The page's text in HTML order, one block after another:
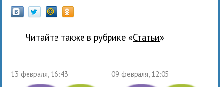
Читайте также в рубрике « Статьи»
13 февраля, 16:43 09 февраля, 12:05